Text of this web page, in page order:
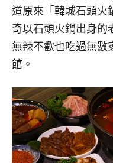
道原來「韓城石頭火
奇以石頭火鍋出身的
無辣不歡也吃過無數
館。